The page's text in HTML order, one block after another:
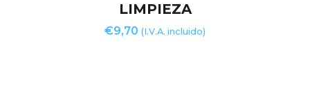
LIMPIEZA
€9,70 (I.V.A. incluido)